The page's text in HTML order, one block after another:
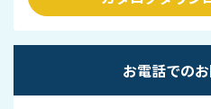
お電話での